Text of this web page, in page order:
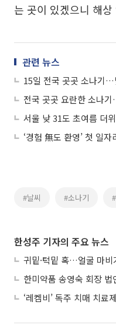
는 곳이 있겠으니 해
관련 뉴스
15일 전국 곳곳 소나기…
전국 곳곳 요란한 소나
서울 낮 31도 초여름 더
‘경험 無도 환영’ 첫 일자
#날씨 #소나기
한성주 기자의 주요 뉴스
귀밑·턱밑 혹…얼굴 마비
‘레켐비’ 독주 치매 치